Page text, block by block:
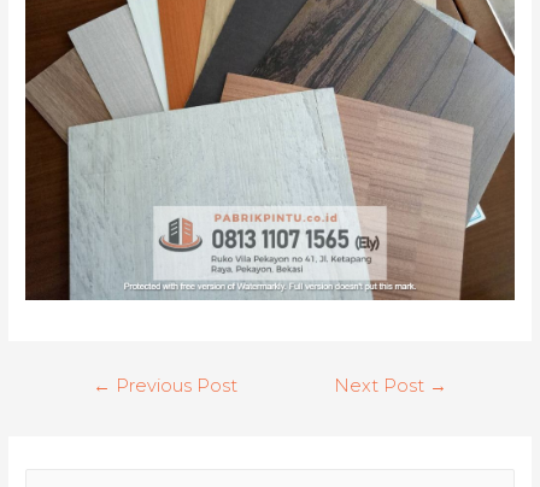
← Previous Post Next Post →